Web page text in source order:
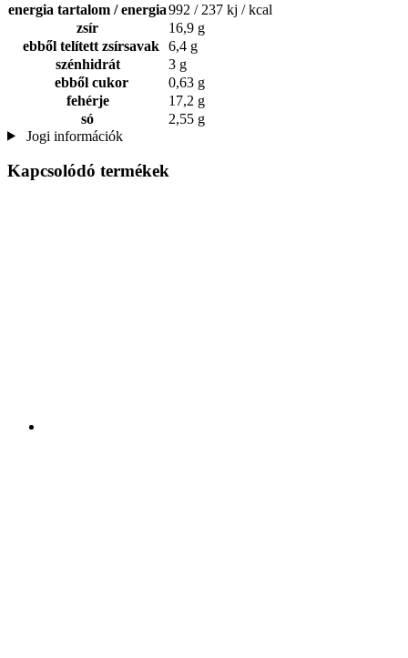
energia tartalom / energia992 / 237 kj / kcal
zsír
16,9 g
ebből telített zsírsavak 6,4 g
szénhidrát
3 g
ebből cukor
0,63 g
fehérje
17,2 g
só
2,55 g
Jogi információk
Kapcsolódó termékek